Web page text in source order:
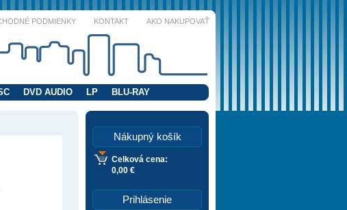
PODMIENKY KONTAKT AKO NAKUPOVAŤ
DVD AUDIO LP BLU-RAY
Nákupný košík
Celková cena:
0,00 €
Prihlásenie